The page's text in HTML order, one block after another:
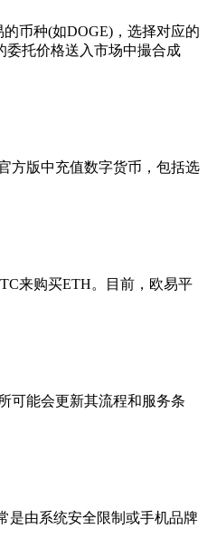
币种(如DOGE)，选择对应的
委托价格送入市场中撮合成
方版中充值数字货币，包括选
来购买ETH。目前，欧易平
可能会更新其流程和服务条
是由系统安全限制或手机品牌